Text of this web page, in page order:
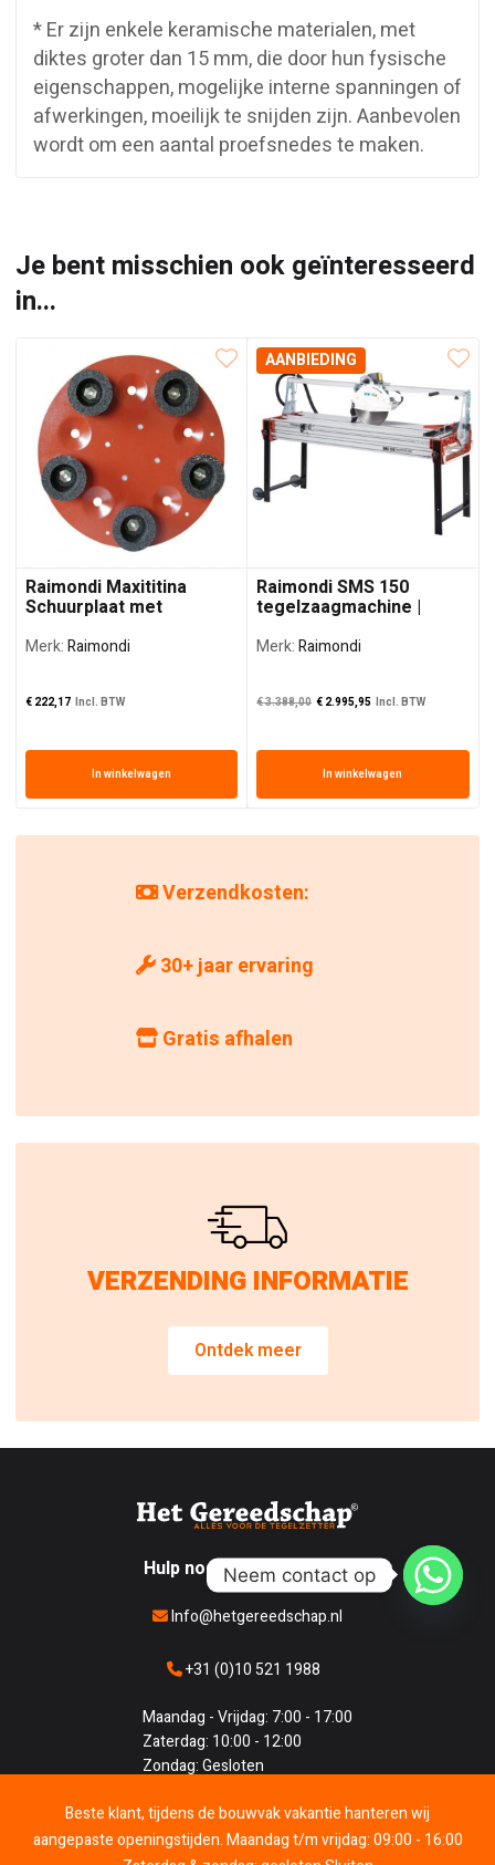
Beste klant, tijdens de bouwvak vakantie hanteren wij
aangepaste openingstijden. Maandag t/m vrijdag: 09:00 - 16:00
0
* Er zijn enkele keramische materialen, met
diktes groter dan 15 mm, die door hun fysische
eigenschappen, mogelijke interne spanningen of
afwerkingen, moeilijk te snijden zijn. Aanbevolen
wordt om een aantal proefsnedes te maken.
Je bent misschien ook geïnteresseerd
in...
Raimondi Maxititina
Schuurplaat met
€ 222,17 Incl. BTW
In winkelwagen
Merk:Raimondi
AANBIEDING
Raimondi SMS 150
tegelzaagmachine |
€3.388,00 Oorspronkelijke
€ 2.995,95De huidige
Incl. BTW
In winkelwagen
Merk:Raimondi
Verzendkosten:
30+ jaar ervaring
Gratis afhalen
VERZENDING INFORMATIE
Ontdek meer
Hulp nodig?/ Snel contact
Info@hetgereedschap.nl
+31 (0)10 521 1988
Maandag - Vrijdag: 7:00 - 17:00
Zaterdag: 10:00 - 12:00
Zondag: Gesloten
Neem contact op